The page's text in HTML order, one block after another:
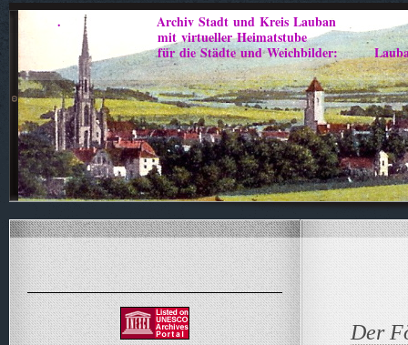
. Archiv Stadt und Kreis Lauban
mit virtueller Heimatstube
für die Städte und Weichbilder: Lauban -
Der